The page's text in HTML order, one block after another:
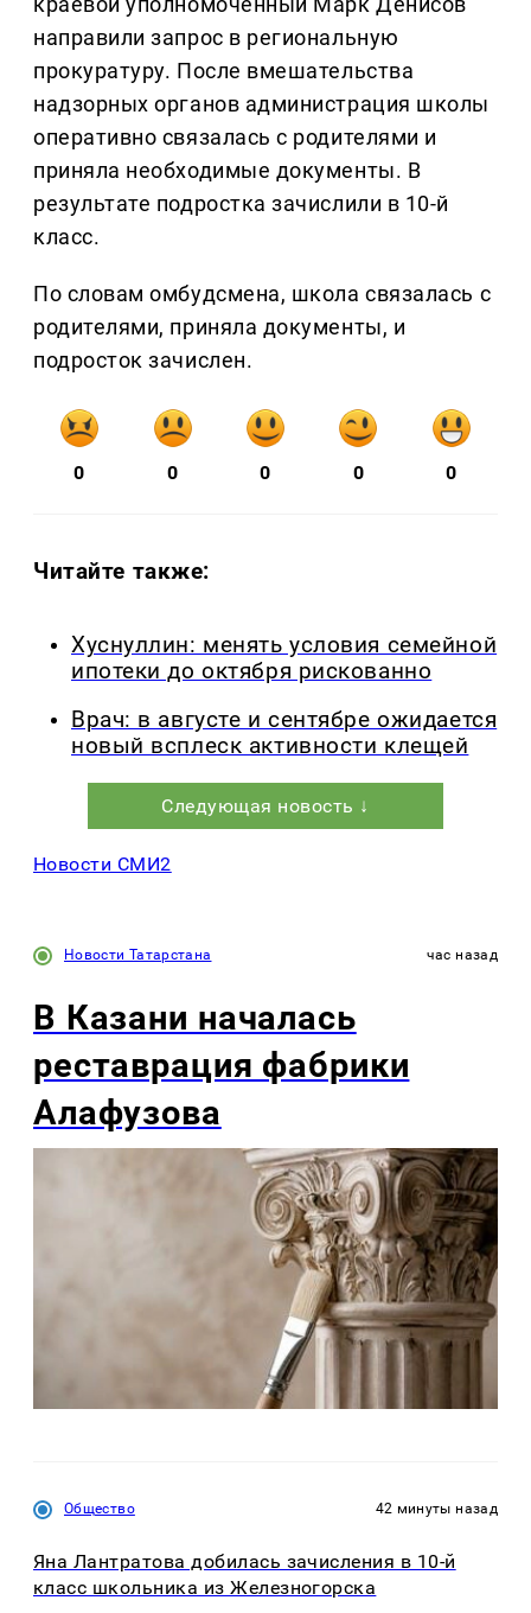
направили запрос в региональную
прокуратуру. После вмешательства
надзорных органов администрация школы
оперативно связалась с родителями и
приняла необходимые документы. В
результате подростка зачислили в 10-й
класс.
По словам омбудсмена, школа связалась с
родителями, приняла документы, и
подросток зачислен.
0 0 0 0 0
Читайте также:
Хуснуллин: менять условия семейной
ипотеки до октября рискованно
Врач: в августе и сентябре ожидается
новый всплеск активности клещей
Следующая новость ↓
Новости СМИ2
Новости Татарстана час назад
В Казани началась
реставрация фабрики
Алафузова
Общество 42 минуты назад
Яна Лантратова добилась зачисления в 10-й
класс школьника из Железногорска